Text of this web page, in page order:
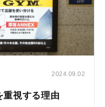
2024.09.02
重視する理由